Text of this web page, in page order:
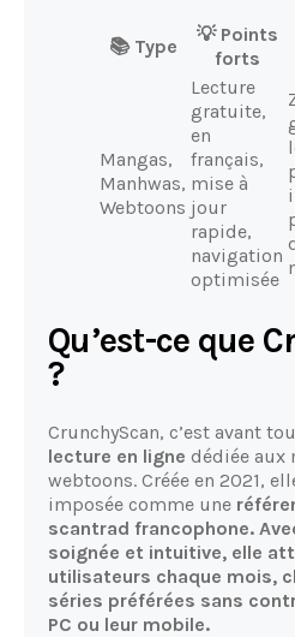
📚 Type
💡 Points
forts
Mangas,
Manhwas,
Webtoons
Lecture
gratuite,
en
français,
mise à
jour
rapide,
navigation
optimisée
Qu’est-ce que
?
CrunchyScan, c’est avant
lecture en ligne dédiée aux
webtoons. Créée en 2021,
imposée comme une
scantrad francophone.
soignée et intuitive, elle
utilisateurs chaque mois,
séries préférées sans
PC ou leur mobile.